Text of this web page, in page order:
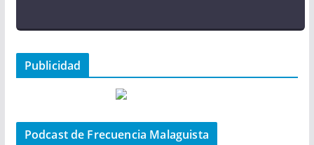
Publicidad
Podcast de Frecuencia Malaguista